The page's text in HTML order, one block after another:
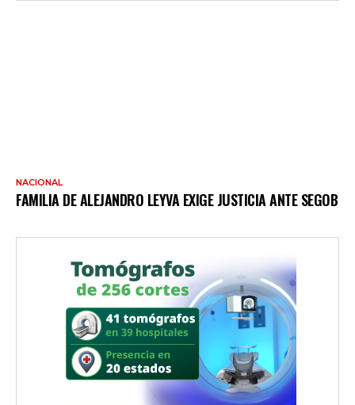
NACIONAL
FAMILIA DE ALEJANDRO LEYVA EXIGE JUSTICIA ANTE SEGOB